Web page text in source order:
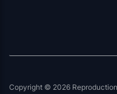
Copyright © 2026